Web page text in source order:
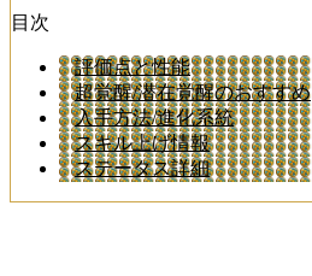
目次
評価点と性能
超覚醒/潜在覚醒のおすすめ
入手方法/進化系統
スキル上げ情報
ステータス詳細